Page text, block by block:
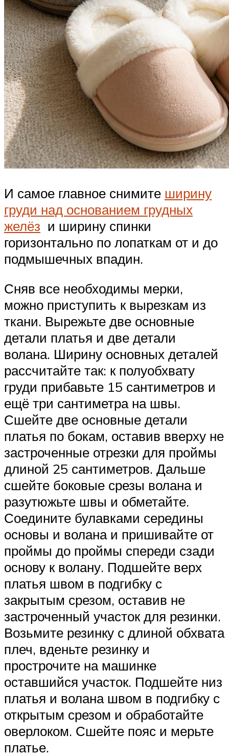
И самое главное снимите ширину
груди над основанием грудных
желёз и ширину спинки
горизонтально по лопаткам от и до
подмышечных впадин.
Сняв все необходимы мерки,
можно приступить к вырезкам из
ткани. Вырежьте две основные
детали платья и две детали
волана. Ширину основных деталей
рассчитайте так: к полуобхвату
груди прибавьте 15 сантиметров и
ещё три сантиметра на швы.
Сшейте две основные детали
платья по бокам, оставив вверху не
застроченные отрезки для проймы
длиной 25 сантиметров. Дальше
сшейте боковые срезы волана и
разутюжьте швы и обметайте.
Соедините булавками середины
основы и волана и пришивайте от
проймы до проймы спереди сзади
основу к волану. Подшейте верх
платья швом в подгибку с
закрытым срезом, оставив не
застроченный участок для резинки.
Возьмите резинку с длиной обхвата
плеч, вденьте резинку и
прострочите на машинке
оставшийся участок. Подшейте низ
платья и волана швом в подгибку с
открытым срезом и обработайте
оверлоком. Сшейте пояс и мерьте
платье.